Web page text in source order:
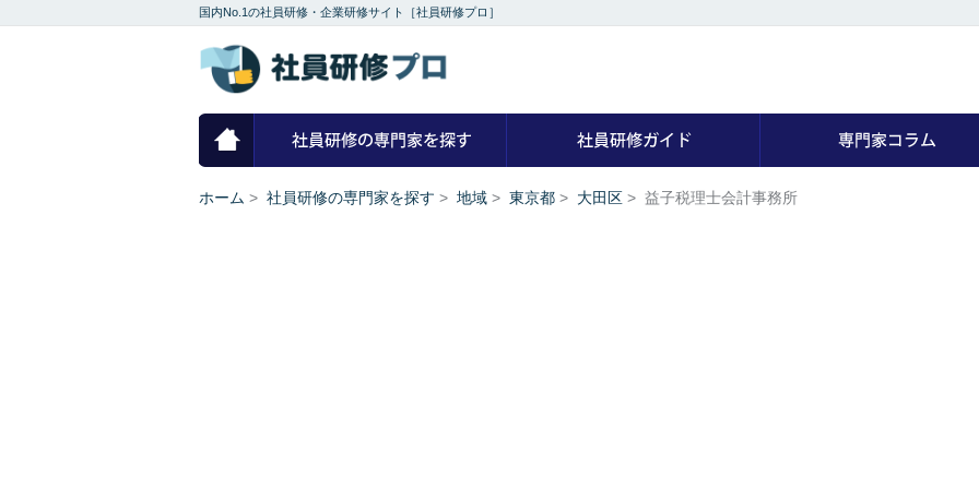
国内No.1の社員研修・企業研修サイト［社員研修プロ］
ホーム > 社員研修の専門家を探す > 地域 > 東京都 > 大田区 > 益子税理士会計事務所